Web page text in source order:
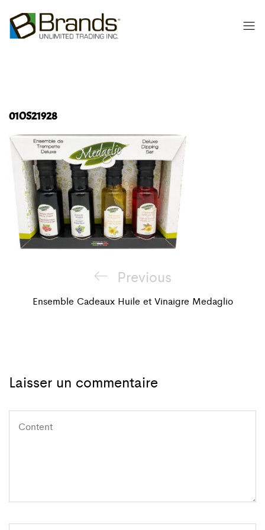
01OS21928
NavigationPrevious
Post
Previous
Ensemble Cadeaux Huile et Vinaigre Medaglio
Laisser un commentaire